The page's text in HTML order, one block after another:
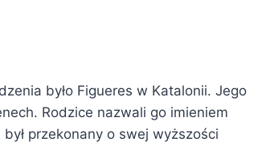
było Figueres w Katalonii. Jego
Rodzice nazwali go imieniem
przekonany o swej wyższości